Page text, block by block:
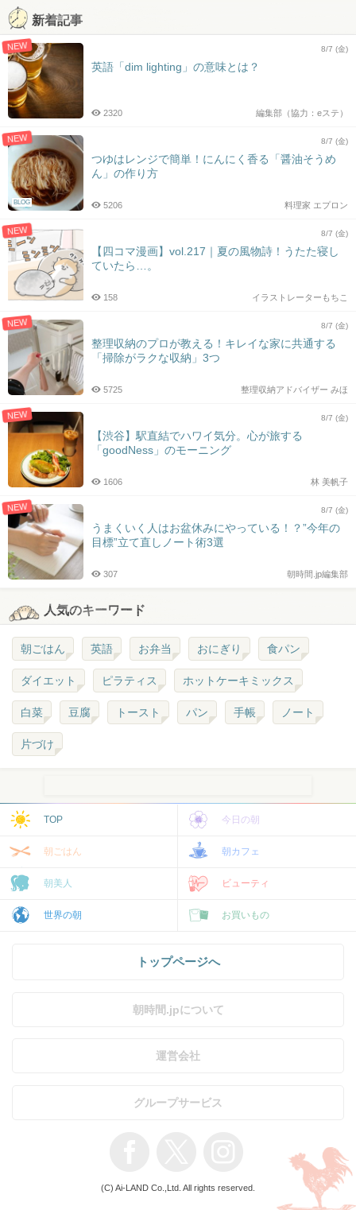
新着記事
NEW 8/7 (金)
英語「dim lighting」の意味とは？
編集部（協力：eステ）
2320
NEW
BLOG
8/7 (金)
つゆはレンジで簡単！にんにく香る「醤油そうめ
ん」の作り方
料理家 エプロン
5206
NEW 8/7 (金)
【四コマ漫画】vol.217｜夏の風物詩！うたた寝し
ていたら…。
イラストレーターもちこ
158
NEW 8/7 (金)
整理収納のプロが教える！キレイな家に共通する
「掃除がラクな収納」3つ
整理収納アドバイザー みほ
5725
NEW 8/7 (金)
【渋谷】駅直結でハワイ気分。心が旅する
「goodNess」のモーニング
林 美帆子
1606
NEW 8/7 (金)
うまくいく人はお盆休みにやっている！？”今年の
目標”立て直しノート術3選
朝時間.jp編集部
307
人気のキーワード
朝ごはん 英語 お弁当 おにぎり 食パン
ダイエット ピラティス ホットケーキミックス
白菜 豆腐 トースト パン 手帳 ノート
片づけ
TOP 今日の朝
朝ごはん 朝カフェ
朝美人 ビューティ
世界の朝 お買いもの
トップページへ
朝時間.jpについて
運営会社
グループサービス
(C) Ai-LAND Co.,Ltd. All rights reserved.